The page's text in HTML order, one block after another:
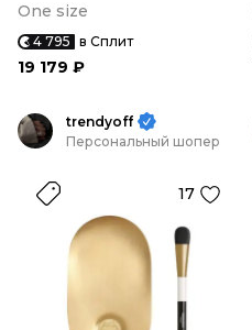
One size
4 795 в Сплит
19 179 ₽
trendyoff
Персональный шопер
17